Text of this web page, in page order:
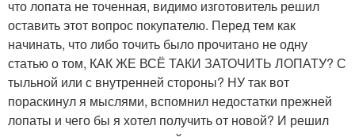
что лопата не точенная, видимо изготовитель решил
оставить этот вопрос покупателю. Перед тем как
начинать, что либо точить было прочитано не одну
статью о том, КАК ЖЕ ВСЁ ТАКИ ЗАТОЧИТЬ ЛОПАТУ? С
тыльной или с внутренней стороны? НУ так вот
пораскинул я мыслями, вспомнил недостатки прежней
лопаты и чего бы я хотел получить от новой? И решил